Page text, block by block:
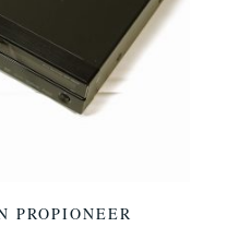
PROPIONEER